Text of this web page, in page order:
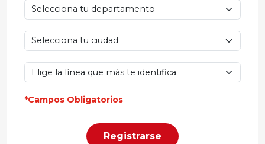
*Campos Obligatorios
Registrarse